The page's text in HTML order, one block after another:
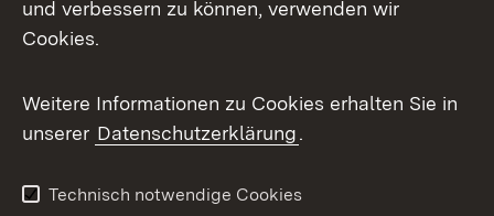
Impressum
Datenschutz
Cookies
und verbessern zu können, verwenden wir
Cookies.
Weitere Informationen zu Cookies erhalten Sie in
unserer Datenschutzerklärung.
Technisch notwendige Cookies